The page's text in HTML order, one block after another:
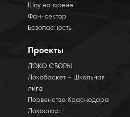
Шоу на арене
Фан-сектор
Безопасность
Проекты
ЛОКО СБОРЫ
Локобаскет – Школьная
лига
Первенство Краснодара
Локостарт